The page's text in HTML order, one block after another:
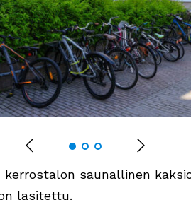
saunallinen
lasitettu.